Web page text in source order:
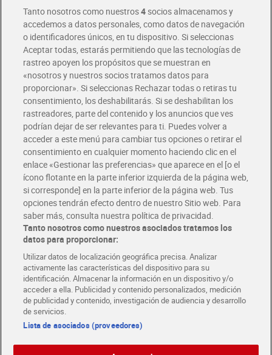
Envío gratis por compras superiores a 100€
Envío estandar por 4,99€
Glovo y Uber Eats
Solicita tu factura de Glovo o Uber Eats
Únete al CLUB Dia
Disfruta las ventajas y ofertas exclusivas.
Descárgate la APP Dia
Folletos y Tiendas
Descubre las mejores ofertas y busca tu tienda más cercana
Tarjeta MaX Dia
Te devuelve hasta 8€/mes de tus compras.
¡Solicita tu tarjeta de crédito aquí!
COMER MEJOR CADA DIA
COLABORA CON DIA ABRE TU TIENDA DIA CORPORATE
Tanto nosotros como nuestros4socios almacenamos y
accedemos a datos personales, como datos de navegación
o identificadores únicos, en tu dispositivo. Si seleccionas
Aceptar todas, estarás permitiendo que las tecnologías de
rastreo apoyen los propósitos que se muestran en
«nosotros y nuestros socios tratamos datos para
proporcionar». Si seleccionas Rechazar todas o retiras tu
consentimiento, los deshabilitarás. Si se deshabilitan los
rastreadores, parte del contenido y los anuncios que ves
podrían dejar de ser relevantes para ti. Puedes volver a
acceder a este menú para cambiar tus opciones o retirar el
consentimiento en cualquier momento haciendo clic en el
enlace «Gestionar las preferencias» que aparece en el [o el
ícono flotante en la parte inferior izquierda de la página web,
si corresponde] en la parte inferior de la página web. Tus
opciones tendrán efecto dentro de nuestro Sitio web. Para
saber más, consulta nuestra política de privacidad.
Tanto nosotros como nuestros asociados tratamos los
datos para proporcionar:
Utilizar datos de localización geográfica precisa. Analizar
activamente las características del dispositivo para su
identificación. Almacenar la información en un dispositivo y/o
acceder a ella. Publicidad y contenido personalizados, medición
de publicidad y contenido, investigación de audiencia y desarrollo
de servicios.
Lista de asociados (proveedores)